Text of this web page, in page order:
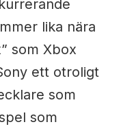
lika nära
som Xbox
ett otroligt
som
som